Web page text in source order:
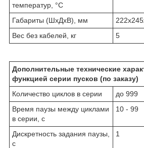
температур, °С
Габариты (ШхДхВ), мм
Вес без кабелей, кг
5
Дополнительные технические
функцией серии пусков (по заказу)
Количество циклов в серии
до 999
Время паузы между циклами
в серии, c
10 - 99
Дискретность задания паузы,
с
1